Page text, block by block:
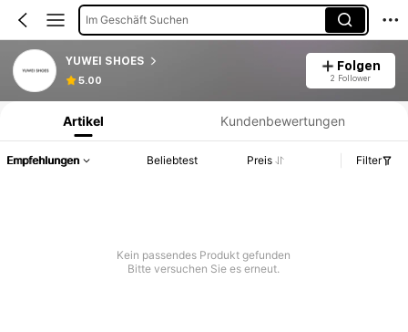
Im Geschäft Suchen
YUWEI SHOES
5.00
Folgen
2 Follower
Produktinformation: Preisangabe, Verkaufs- und Lagerbestandsdetails.
Artikel Kundenbewertungen
Empfehlungen Beliebtest Preis Filter
Kein passendes Produkt gefunden
Bitte versuchen Sie es erneut.